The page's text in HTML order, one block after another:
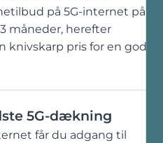
på 5G-internet på
måneder, herefter
knivskarp pris for en god
5G-dækning
får du adgang til